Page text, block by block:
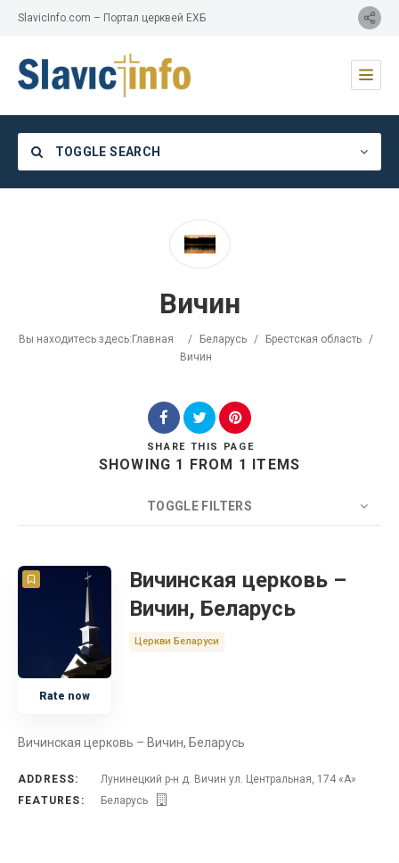
SlavicInfo.com – Портал церквей ЕХБ
TOGGLE SEARCH
Вичин
Вы находитесь здесь: Главная / Беларусь / Брестская область /
Вичин
SHARE THIS PAGE
SHOWING 1 FROM 1 ITEMS
TOGGLE FILTERS
COUNT 20
Беларусь
Церковь
Rate now
Вичинская церковь –
Вичин, Беларусь
Церкви Беларуси
Вичинская церковь – Вичин, Беларусь
ADDRESS:
Лунинецкий р-н д. Вичин ул. Центральная, 174 «А»
FEATURES:
Беларусь